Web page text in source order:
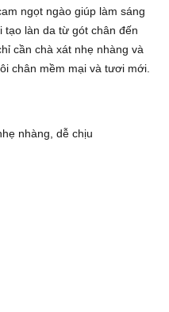
ngọt ngào giúp làm sáng
tạo làn da từ gót chân đến
cần chà xát nhẹ nhàng và
chân mềm mại và tươi mới.
nhàng, dễ chịu